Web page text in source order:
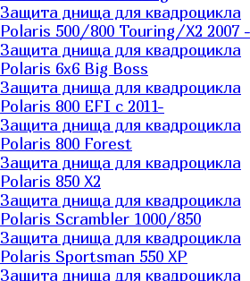
Защита днища для квадроцикла
Polaris 500/800 Touring/X2 2007 -
Защита днища для квадроцикла
Polaris 6х6 Big Boss
Защита днища для квадроцикла
Polaris 800 EFI с 2011-
Защита днища для квадроцикла
Polaris 800 Forest
Защита днища для квадроцикла
Polaris 850 X2
Защита днища для квадроцикла
Polaris Scrambler 1000/850
Защита днища для квадроцикла
Polaris Sportsman 550 XP
Защита днища для квадроцикла